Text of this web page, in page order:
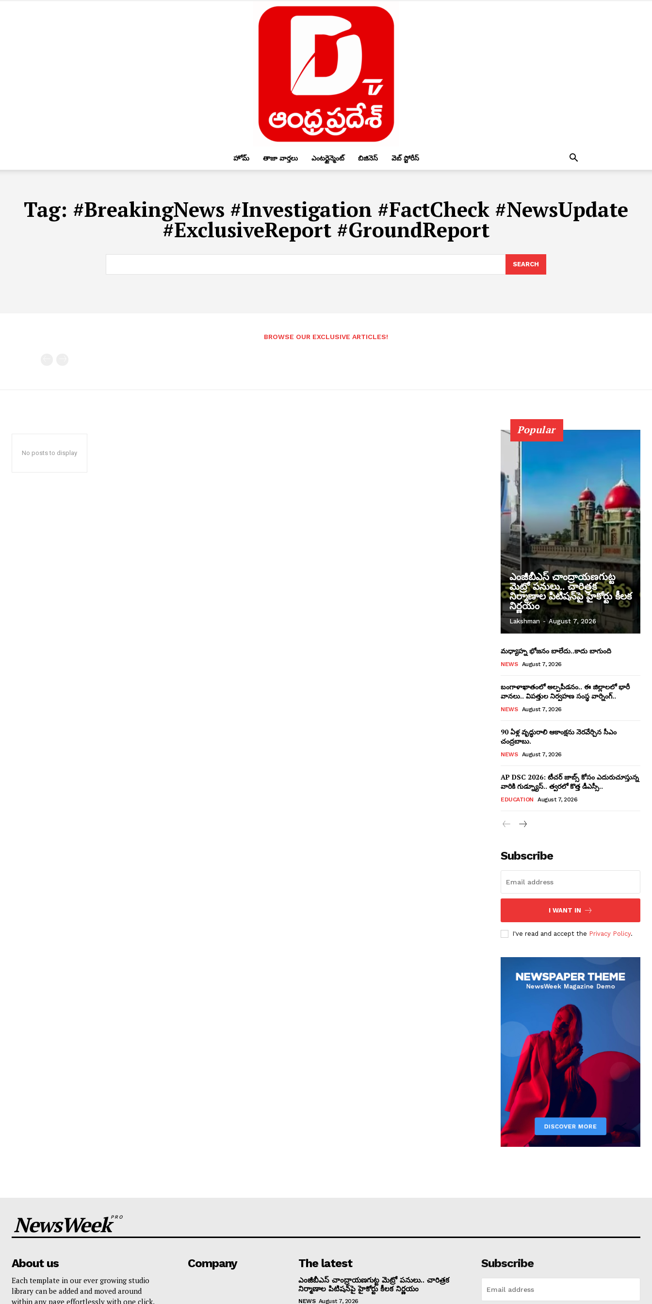
Andhrapradesh
హోమ్ తాజా వార్తలు ఎంటర్టైన్మెంట్ బిజినెస్ వెబ్ స్టోరీస్
Tag: #BreakingNews #Investigation #FactCheck #NewsUpdate
#ExclusiveReport #GroundReport
SEARCH
BROWSE OUR EXCLUSIVE ARTICLES!
No posts to display
Popular
ఎంజీబీఎస్ చాంద్రాయణగుట్ట
మెట్రో పనులు.. చారిత్రక
నిర్మాణాల పిటిషన్‌పై హైకోర్టు కీలక
నిర్ణయం
Lakshman - August 7, 2026
మధ్యాహ్న భోజనం బాలేదు..కాదు బాగుంది
NEWS August 7, 2026
బంగాళాఖాతంలో అల్పపీడనం.. ఈ జిల్లాలలో భారీ
వానలు.. విపత్తుల నిర్వహణ సంస్థ వార్నింగ్..
NEWS August 7, 2026
90 ఏళ్ల వృద్ధురాలి ఆకాంక్షను నెరవేర్చిన సీఎం
చంద్రబాబు.
NEWS August 7, 2026
AP DSC 2026: టీచర్ జాబ్స్ కోసం ఎదురుచూస్తున్న
వారికి గుడ్న్యూస్.. త్వరలో కొత్త డీఎస్సీ..
EDUCATION August 7, 2026
Subscribe
I WANT IN
I've read and accept the Privacy Policy.
NewsWeekPRO
About us
Each template in our ever growing studio
library can be added and moved around
within any page effortlessly with one click.
Company The latest
ఎంజీబీఎస్ చాంద్రాయణగుట్ట మెట్రో పనులు.. చారిత్రక
నిర్మాణాల పిటిషన్‌పై హైకోర్టు కీలక నిర్ణయం
NEWS August 7, 2026
Subscribe